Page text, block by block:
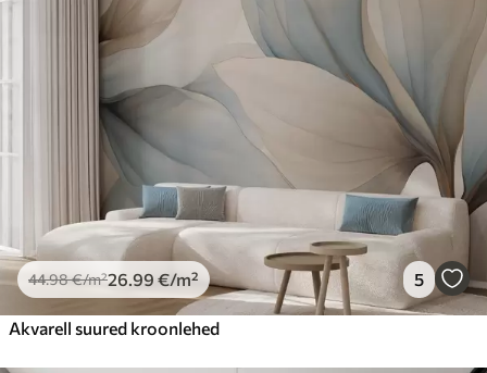
44.98€/m²26 .99 €/m² 5
Akvarell suured kroonlehed